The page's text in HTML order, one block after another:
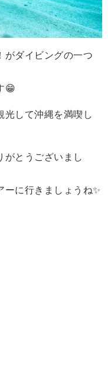
がダイビングの一つ
😁
光して沖縄を満喫し
がとうございまし
に行きましょうね✨